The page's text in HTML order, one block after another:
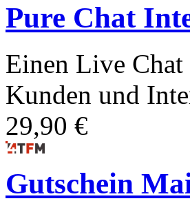
Pure Chat
Einen Live
Kunden und
29,90 €
Gutschein